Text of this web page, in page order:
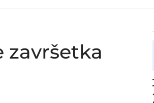
završetka
HYUNDAI I 40 1.7 CRDI, 28273-
40 1.7